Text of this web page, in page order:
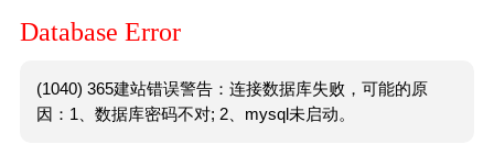
Database Error
(1040) 365建站错误警告：连接数据库失败，可能的原
因：1、数据库密码不对; 2、mysql未启动。